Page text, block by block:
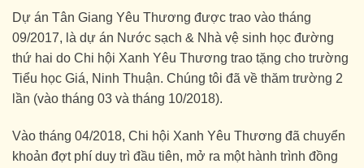
Dự án Tân Giang Yêu Thương được trao vào tháng
09/2017, là dự án Nước sạch & Nhà vệ sinh học đường
thứ hai do Chi hội Xanh Yêu Thương trao tặng cho trường
Tiểu học Giá, Ninh Thuận. Chúng tôi đã về thăm trường 2
lần (vào tháng 03 và tháng 10/2018).
Vào tháng 04/2018, Chi hội Xanh Yêu Thương đã chuyển
khoản đợt phí duy trì đầu tiên, mở ra một hành trình đồng